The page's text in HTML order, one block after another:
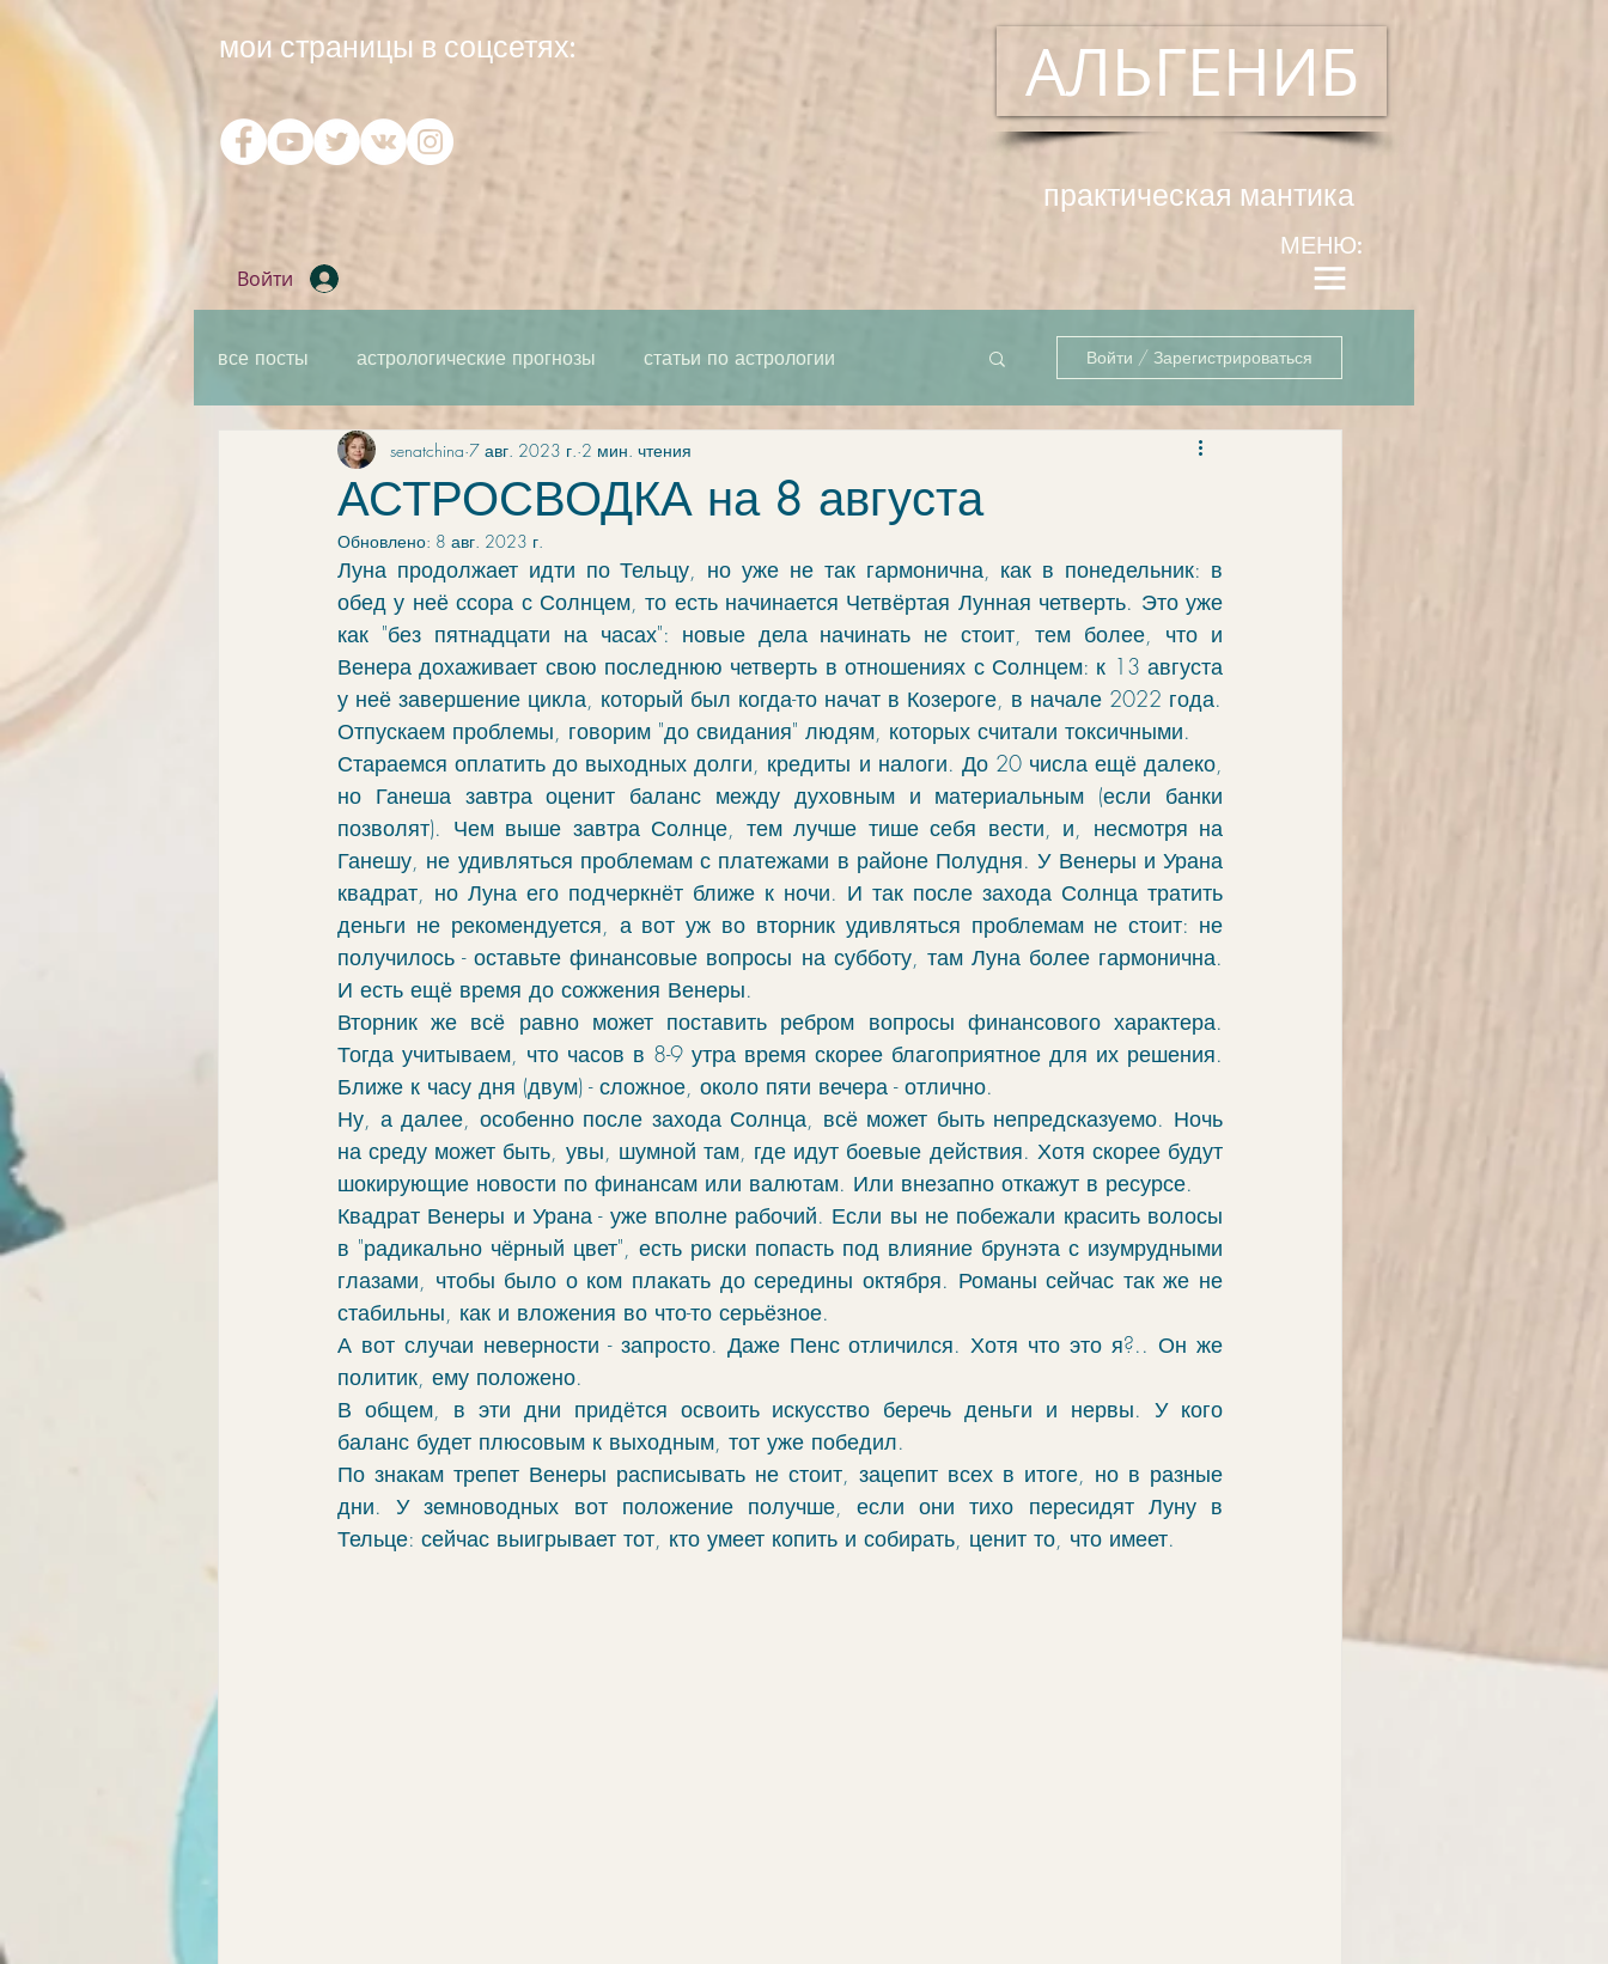
мои страницы в соцсетях: АЛЬГЕНИБ
практическая мантика
Войти
МЕНЮ:
все посты астрологические прогнозы статьи по астрологии
практическая мантика карта как единое целое
элементы связи обучение
ингрессии в знак апокрифы моделирование ректификация
проработка vocabulary руны
Войти / Зарегистрироваться
АСТРОСВОДКА на 8 августа
senatchina 7 авг. 2023 г. 2 мин. чтения
Обновлено: 8 авг. 2023 г.
Луна продолжает идти по Тельцу, но уже не так гармонична, как в понедельник: в
обед у неё ссора с Солнцем, то есть начинается Четвёртая Лунная четверть. Это уже
как "без пятнадцати на часах": новые дела начинать не стоит, тем более, что и
Венера дохаживает свою последнюю четверть в отношениях с Солнцем: к 13 августа
Отпускаем проблемы, говорим "до свидания" людям, которых считали токсичными.
Стараемся оплатить до выходных долги, кредиты и налоги. До 20 числа ещё далеко,
но Ганеша завтра оценит баланс между духовным и материальным (если банки
позволят). Чем выше завтра Солнце, тем лучше тише себя вести, и, несмотря на
Ганешу, не удивляться проблемам с платежами в районе Полудня. У Венеры и Урана
квадрат, но Луна его подчеркнёт ближе к ночи. И так после захода Солнца тратить
деньги не рекомендуется, а вот уж во вторник удивляться проблемам не стоит: не
получилось - оставьте финансовые вопросы на субботу, там Луна более гармонична.
И есть ещё время до сожжения Венеры.
Вторник же всё равно может поставить ребром вопросы финансового характера.
Тогда учитываем, что часов в 8-9 утра время скорее благоприятное для их решения.
Ближе к часу дня (двум) - сложное, около пяти вечера - отлично.
Ну, а далее, особенно после захода Солнца, всё может быть непредсказуемо. Ночь
на среду может быть, увы, шумной там, где идут боевые действия. Хотя скорее будут
шокирующие новости по финансам или валютам. Или внезапно откажут в ресурсе.
Квадрат Венеры и Урана - уже вполне рабочий. Если вы не побежали красить волосы
в "радикально чёрный цвет", есть риски попасть под влияние брунэта с изумрудными
глазами, чтобы было о ком плакать до середины октября. Романы сейчас так же не
стабильны, как и вложения во что-то серьёзное.
А вот случаи неверности - запросто. Даже Пенс отличился. Хотя что это я?.. Он же
политик, ему положено.
В общем, в эти дни придётся освоить искусство беречь деньги и нервы. У кого
баланс будет плюсовым к выходным, тот уже победил.
По знакам трепет Венеры расписывать не стоит, зацепит всех в итоге, но в разные
дни. У земноводных вот положение получше, если они тихо пересидят Луну в
Тельце: сейчас выигрывает тот, кто умеет копить и собирать, ценит то, что имеет.